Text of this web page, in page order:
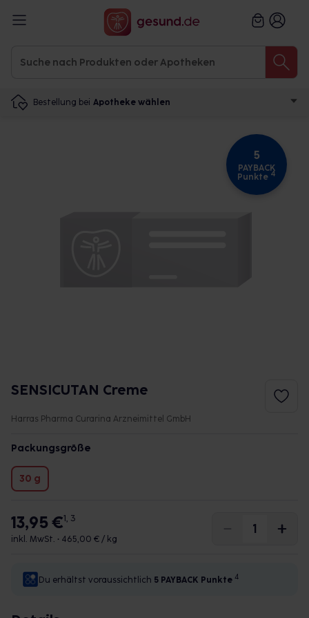
Bestellung bei Apotheke wählen
5
PAYBACK
Punkte 4
SENSICUTAN Creme
Harras Pharma Curarina Arzneimittel GmbH
Packungsgröße
30 g
13,95 €1, 3
inkl. MwSt. • 465,00 € / kg
Du erhältst voraussichtlich 5 PAYBACK Punkte 4